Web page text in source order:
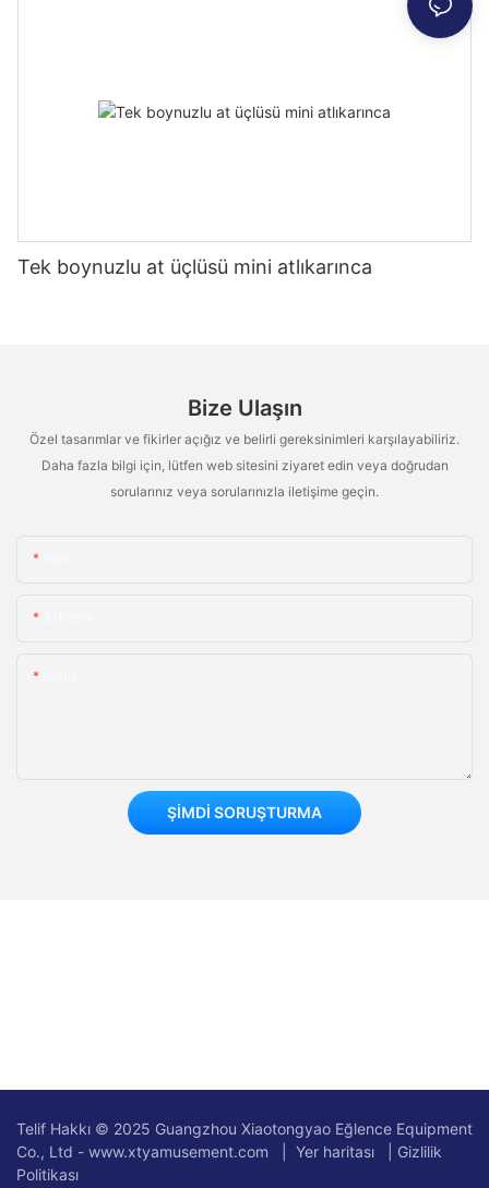
Tek boynuzlu at üçlüsü mini atlıkarınca
Bize Ulaşın
Özel tasarımlar ve fikirler açığız ve belirli gereksinimleri karşılayabiliriz.
Daha fazla bilgi için, lütfen web sitesini ziyaret edin veya doğrudan
sorularınız veya sorularınızla iletişime geçin.
ŞIMDI SORUŞTURMA
Telif Hakkı © 2025 Guangzhou Xiaotongyao Eğlence Equipment
Co., Ltd - www.xtyamusement.com |
Yer haritası
Gizlilik
Politikası